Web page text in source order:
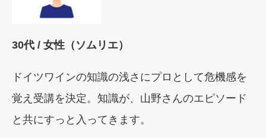
30代 / 女性（ソムリエ）
ドイツワインの知識の浅さにプロとして危機感を
覚え受講を決定。知識が、山野さんのエピソード
と共にすっと入ってきます。